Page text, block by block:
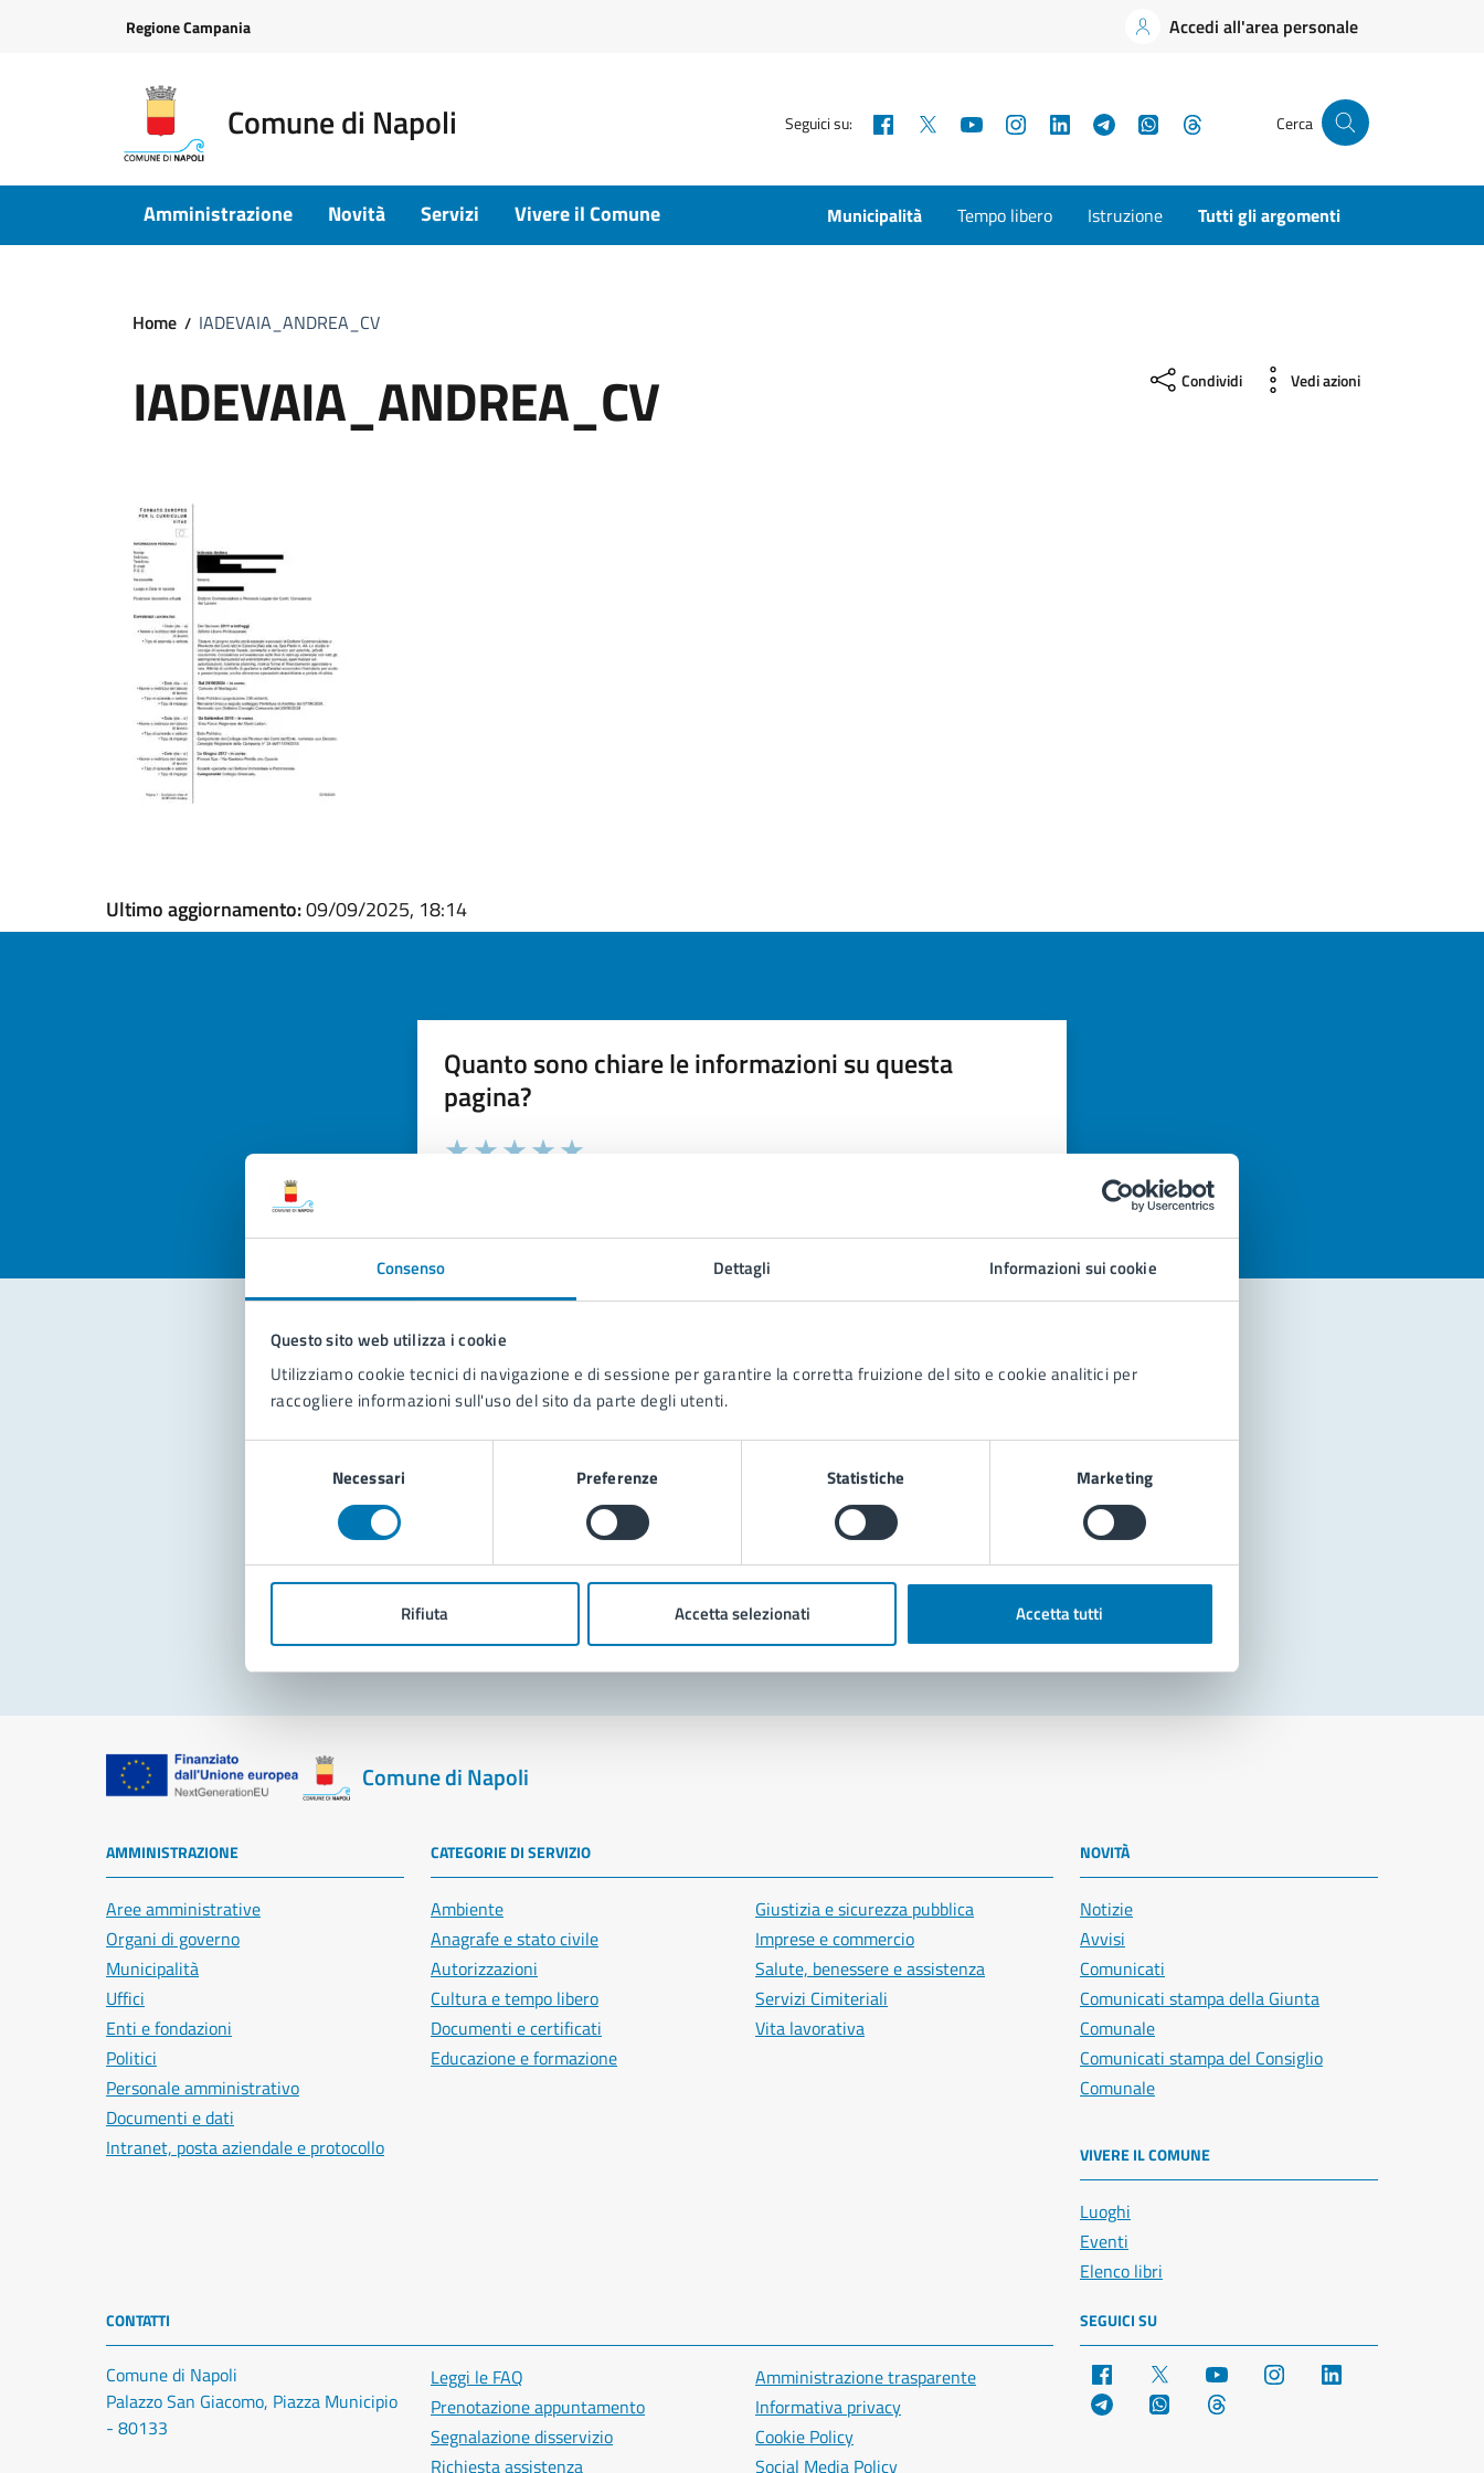
Consenso Dettagli Informazioni sui cookie
Questo sito web utilizza i cookie
Utilizziamo cookie tecnici di navigazione e di sessione per garantire la corretta fruizione del sito e cookie analitici per
raccogliere informazioni sull'uso del sito da parte degli utenti.
Necessari Preferenze Statistiche Marketing
Rifiuta Accetta selezionati Accetta tutti
Regione Campania Accedi all'area personale
Comune di Napoli Seguici su: Facebook YouTubeInstagramLinkedInTelegramWhatsApp Cerca
Amministrazione Novità Servizi Vivere il Comune Municipalità Tempo libero Istruzione Tutti gli argomenti
Home IADEVAIA_ANDREA_CV
IADEVAIA_ANDREA_CV Condividi Vedi azioni
Ultimo aggiornamento:09/09/2025, 18:14
Quanto sono chiare le informazioni su questa
pagina?
Valuta la chiarezza delle informazioni (da 1 a 5 stelle)
Seleziona il numero di stelle per valutare la chiarezza delle informazioni
Contatta il comune
Richiedi assistenza
Prenota appuntamento
Problemi in città
Comune di Napoli
AMMINISTRAZIONE
Aree amministrative
Organi di governo
Municipalità
Uffici
Enti e fondazioni
Politici
Personale amministrativo
Documenti e dati
Intranet, posta aziendale e protocollo
CATEGORIE DI SERVIZIO
Ambiente
Anagrafe e stato civile
Autorizzazioni
Cultura e tempo libero
Documenti e certificati
Educazione e formazione
Giustizia e sicurezza pubblica
Imprese e commercio
Salute, benessere e assistenza
Servizi Cimiteriali
Vita lavorativa
NOVITÀ
Notizie
Avvisi
Comunicati
Comunicati stampa della Giunta
Comunale
Comunicati stampa del Consiglio
Comunale
VIVERE IL COMUNE
Luoghi
Eventi
Elenco libri
CONTATTI
Comune di Napoli
Palazzo San Giacomo, Piazza Municipio
- 80133
Leggi le FAQ
Prenotazione appuntamento
Segnalazione disservizio
Richiesta assistenza
Amministrazione trasparente
Informativa privacy
Cookie Policy
Social Media Policy
SEGUICI SU
Facebook YouTube Instagram
Telegram WhatsApp